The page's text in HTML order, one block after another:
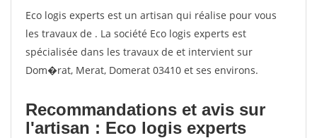
Eco logis experts est un artisan qui réalise pour vous
les travaux de . La société Eco logis experts est
spécialisée dans les travaux de et intervient sur
Dom�rat, Merat, Domerat 03410 et ses environs.
Recommandations et avis sur
l'artisan : Eco logis experts